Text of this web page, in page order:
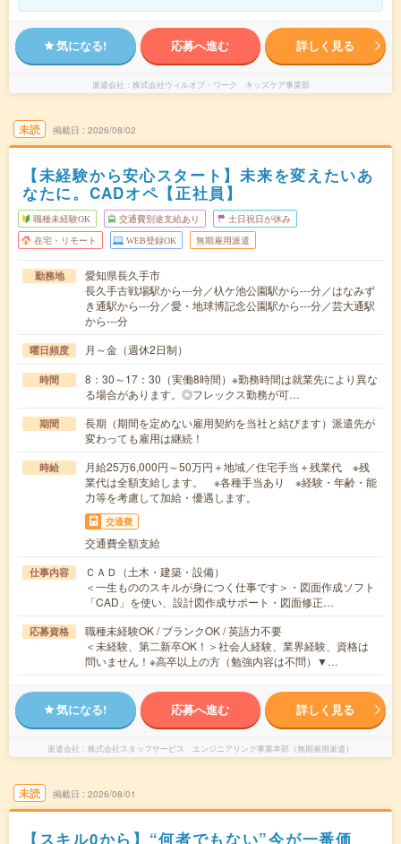
気になる! 応募へ進む 詳しく見る
派遣会社 株式会社ウィルオブ・ワーク キッズケア事業部
未読 掲載日 2026/08/02
【未経験から安心スタート】未来を変えたいあ
なたに。CADオペ【正社員】
職種未経験OK 交通費別途支給あり 土日祝日が休み
在宅・リモート WEB登録OK 無期雇用派遣
勤務地
愛知県長久手市
長久手古戦場駅から---分／杁ケ池公園駅から---分／はなみず
き通駅から---分／愛・地球博記念公園駅から---分／芸大通駅
から---分
曜日頻度 月～金（週休2日制）
時間
8：30～17：30（実働8時間）※勤務時間は就業先により異な
る場合があります。◎フレックス勤務が可…
期間
長期（期間を定めない雇用契約を当社と結びます）派遣先が
変わっても雇用は継続！
時給
月給25万6,000円～50万円＋地域／住宅手当＋残業代 ※残
業代は全額支給します。 ※各種手当あり ※経験・年齢・能
力等を考慮して加給・優遇します。
交通費
交通費全額支給
仕事内容
ＣＡＤ（土木・建築・設備）
＜一生もののスキルが身につく仕事です＞・図面作成ソフト
「CAD」を使い、設計図作成サポート・図面修正…
応募資格
職種未経験OK / ブランクOK / 英語力不要
＜未経験、第二新卒OK！＞社会人経験、業界経験、資格は
問いません！※高卒以上の方（勉強内容は不問）▼…
気になる! 応募へ進む 詳しく見る
派遣会社 株式会社スタッフサービス エンジニアリング事業本部（無期雇用派遣）
未読 掲載日 2026/08/01
【スキル0から】“何者でもない”今が一番価